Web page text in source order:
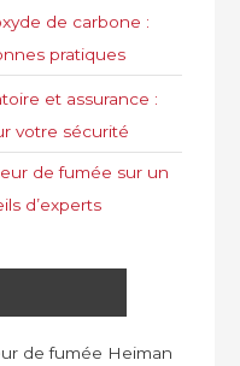
de carbone :
pratiques
et assurance :
votre sécurité
de fumée sur un
d’experts
de fumée Heiman